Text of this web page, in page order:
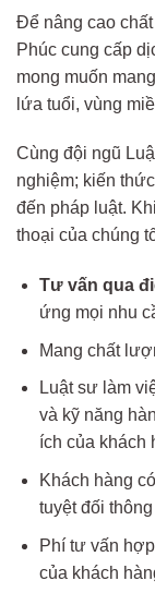
Để nâng cao
Phúc cung cấp
mong muốn
lứa tuổi, vùng
Cùng đội ngũ
nghiệm; kiến
đến pháp luật.
thoại của chúng
Tư vấn qua
ứng mọi nhu
Mang chất
Luật sư làm
và kỹ năng
ích của khách
Khách hàng
tuyệt đối
Phí tư vấn
của khách